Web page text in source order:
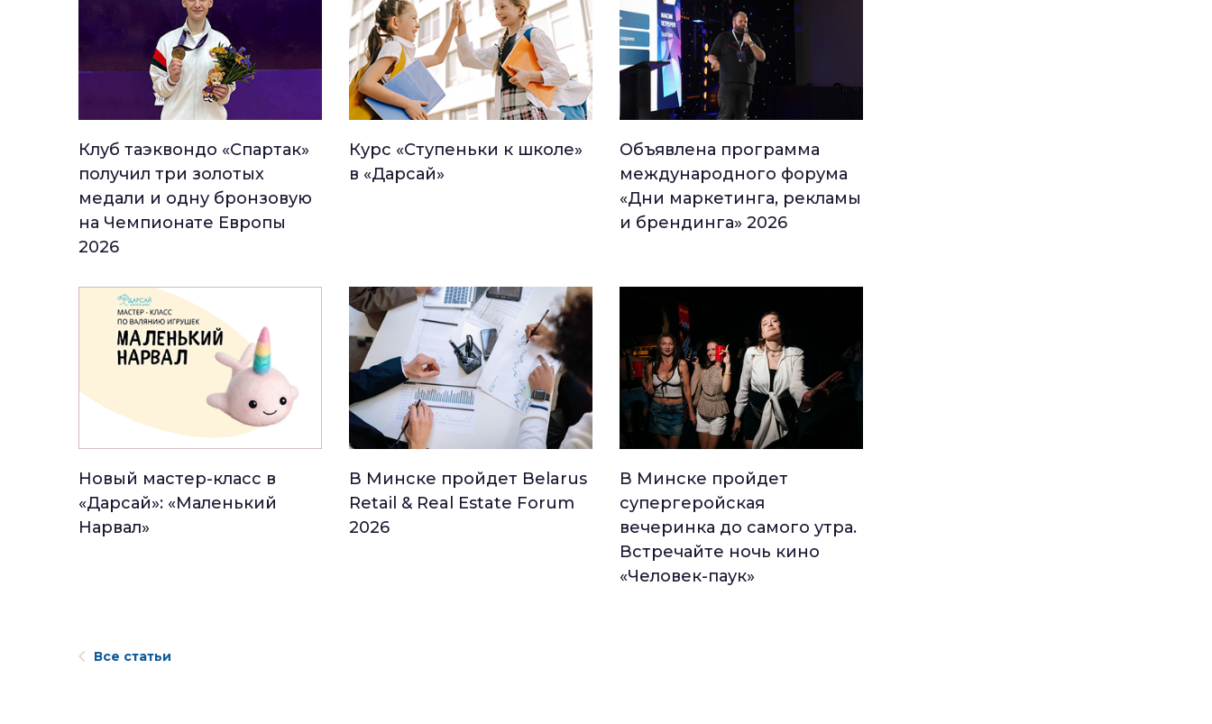
Клуб таэквондо «Спартак»
получил три золотых
медали и одну бронзовую
на Чемпионате Европы
2026
Курс «Ступеньки к школе»
в «Дарсай»
Объявлена программа
международного форума
«Дни маркетинга, рекламы
и брендинга» 2026
Новый мастер-класс в
«Дарсай»: «Маленький
Нарвал»
В Минске пройдет Belarus
Retail & Real Estate Forum
2026
В Минске пройдет
супергеройская
вечеринка до самого утра.
Встречайте ночь кино
«Человек-паук»
Все статьи